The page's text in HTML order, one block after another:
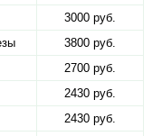
3000 руб.
3800 руб.
2700 руб.
2430 руб.
2430 руб.